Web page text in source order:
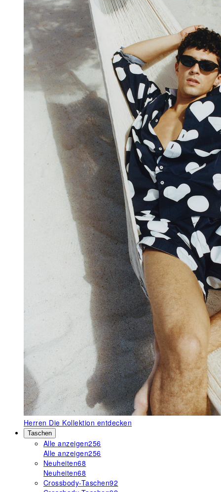
Herren Die Kollektion entdecken
Taschen
Alle anzeigen256
Alle anzeigen256
Neuheiten68
Neuheiten68
Crossbody-Taschen92